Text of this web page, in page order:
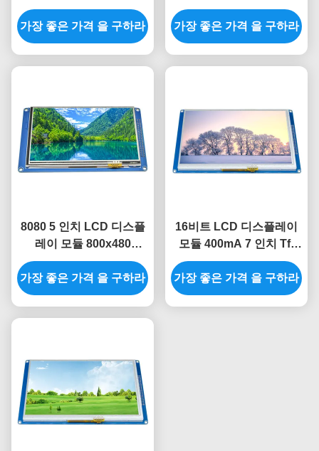
8080 LCD TFT 모듈
가장 좋은 가격 을 구하라
스플레이 SSD1963 컬러
액정 표시 장치 디스플레
이 모듈
가장 좋은 가격 을 구하라
8080 5 인치 LCD 디스플
레이 모듈 800x480
SSD1963 TFT 디스플레
이 모듈 스마트 디스플레
이 화면
가장 좋은 가격 을 구하라
16비트 LCD 디스플레이
모듈 400mA 7 인치 Tft
LCD 모듈 스마트 디스플
레이 화면
가장 좋은 가격 을 구하라